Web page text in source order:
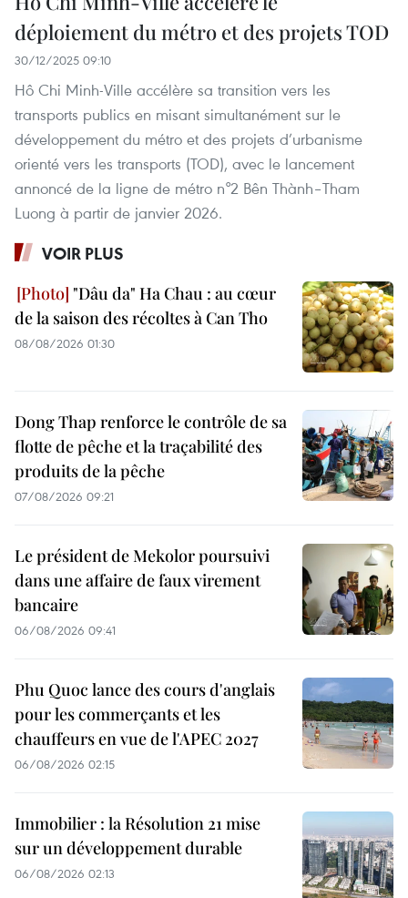
déploiement du métro et des projets TOD
30/12/2025 09:10
Hô Chi Minh-Ville accélère sa transition vers les
transports publics en misant simultanément sur le
développement du métro et des projets d’urbanisme
orienté vers les transports (TOD), avec le lancement
annoncé de la ligne de métro n°2 Bên Thành–Tham
Luong à partir de janvier 2026.
VOIR PLUS
"Dâu da" Ha Chau : au cœur
de la saison des récoltes à Can Tho
08/08/2026 01:30
Dong Thap renforce le contrôle de sa
flotte de pêche et la traçabilité des
produits de la pêche
07/08/2026 09:21
Le président de Mekolor poursuivi
dans une affaire de faux virement
bancaire
06/08/2026 09:41
Phu Quoc lance des cours d'anglais
pour les commerçants et les
chauffeurs en vue de l'APEC 2027
06/08/2026 02:15
Immobilier : la Résolution 21 mise
sur un développement durable
06/08/2026 02:13